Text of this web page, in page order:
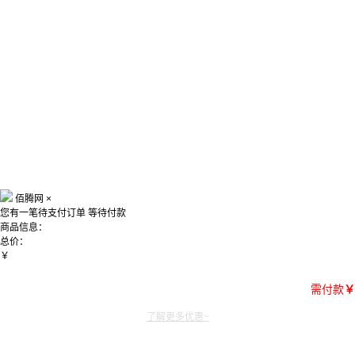
佰腾网 ×
您有一笔待支付订单 等待付款
商品信息：
总价：
￥
需付款￥
了解更多优惠~